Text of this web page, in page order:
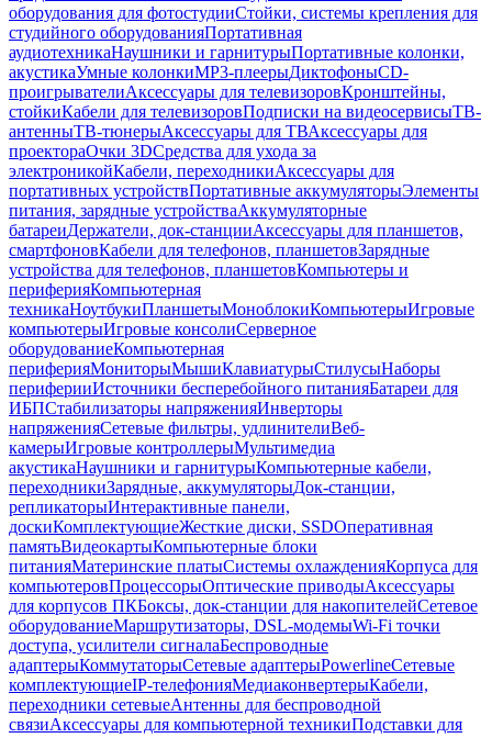
оборудования для фотостудииСтойки, системы крепления для
студийного оборудованияПортативная
аудиотехникаНаушники и гарнитурыПортативные колонки,
акустикаУмные колонкиMP3-плеерыДиктофоныCD-
проигрывателиАксессуары для телевизоровКронштейны,
стойкиКабели для телевизоровПодписки на видеосервисыТВ-
антенныТВ-тюнерыАксессуары для ТВАксессуары для
проектораОчки 3DСредства для ухода за
электроникойКабели, переходникиАксессуары для
портативных устройствПортативные аккумуляторыЭлементы
питания, зарядные устройстваАккумуляторные
батареиДержатели, док-станцииАксессуары для планшетов,
смартфоновКабели для телефонов, планшетовЗарядные
устройства для телефонов, планшетовКомпьютеры и
периферияКомпьютерная
техникаНоутбукиПланшетыМоноблокиКомпьютерыИгровые
компьютерыИгровые консолиСерверное
оборудованиеКомпьютерная
периферияМониторыМышиКлавиатурыСтилусыНаборы
периферииИсточники бесперебойного питанияБатареи для
ИБПСтабилизаторы напряженияИнверторы
напряженияСетевые фильтры, удлинителиВеб-
камерыИгровые контроллерыМультимедиа
акустикаНаушники и гарнитурыКомпьютерные кабели,
переходникиЗарядные, аккумуляторыДок-станции,
репликаторыИнтерактивные панели,
доскиКомплектующиеЖесткие диски, SSDОперативная
памятьВидеокартыКомпьютерные блоки
питанияМатеринские платыСистемы охлажденияКорпуса для
компьютеровПроцессорыОптические приводыАксессуары
для корпусов ПКБоксы, док-станции для накопителейСетевое
оборудованиеМаршрутизаторы, DSL-модемыWi-Fi точки
доступа, усилители сигналаБеспроводные
адаптерыКоммутаторыСетевые адаптерыPowerlineСетевые
комплектующиеIP-телефонияМедиаконвертерыКабели,
переходники сетевыеАнтенны для беспроводной
связиАксессуары для компьютерной техникиПодставки для